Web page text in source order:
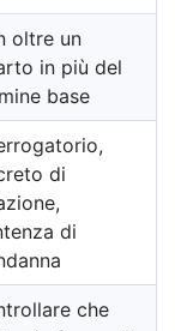
oltre un
in più del
base
di
di
che